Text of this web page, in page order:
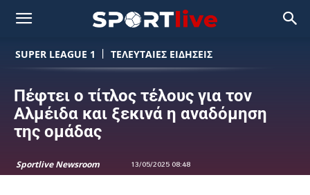
SUPER LEAGUE 1 ΤΕΛΕΥΤΑΙΕΣ ΕΙΔΗΣΕΙΣ
Πέφτει ο τίτλος τέλους για τον
Αλμέιδα και ξεκινά η αναδόμηση
της ομάδας
Sportlive Newsroom 13/05/2025 08:48